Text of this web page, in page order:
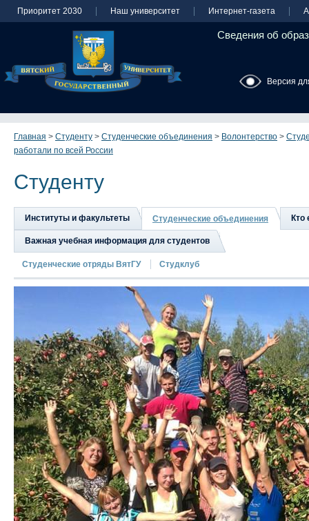
Приоритет 2030 Наш университет Интернет-газета
Сведения об
Версия
Главная > Студенту > Студенческие объединения > Волонтерство >
работали по всей России
Студенту
Институты и факультеты Студенческие объединения Кто
Важная учебная информация для студентов
Студенческие отряды ВятГУ Студклуб